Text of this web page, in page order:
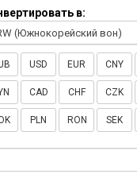
в:
(Южнокорейский вон)
USD EUR CNY
CAD CHF CZK
PLN RON SEK